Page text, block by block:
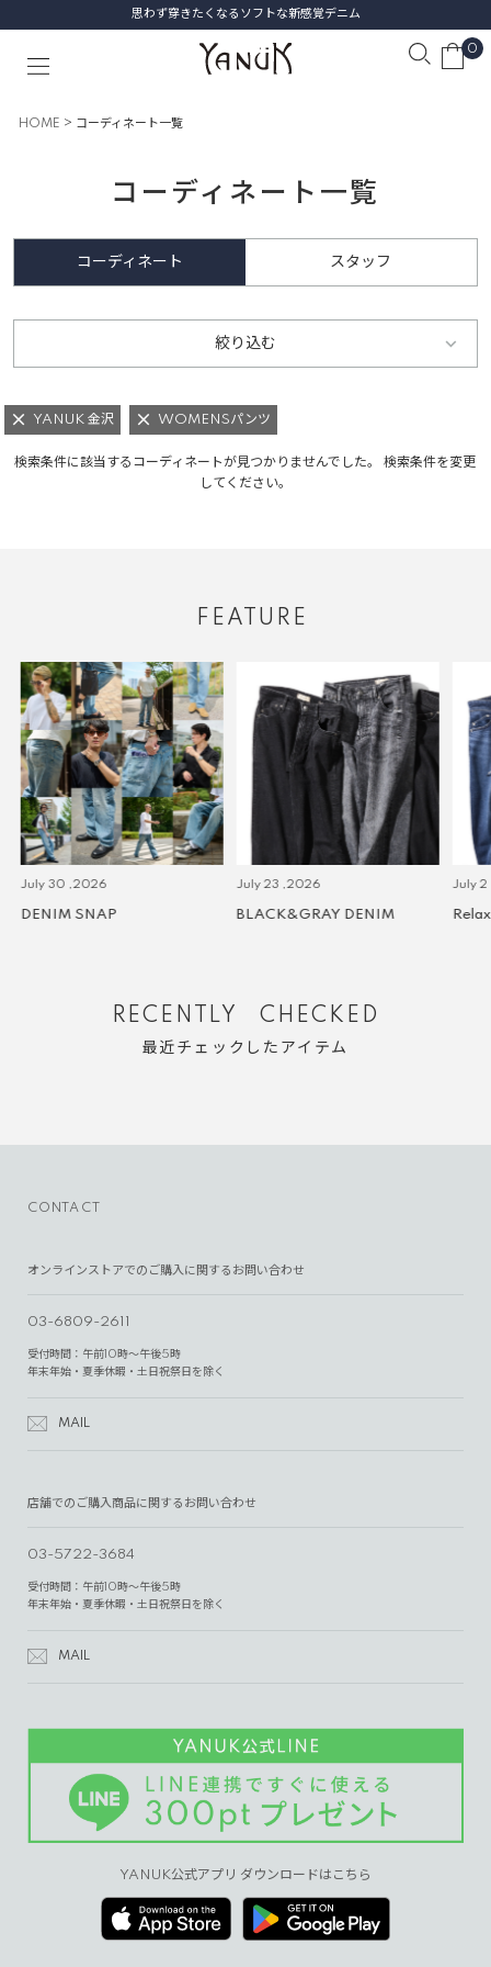
思わず穿きたくなるソフトな新感覚デニム
0
HOME コーディネート一覧
コーディネート一覧
コーディネート スタッフ
絞り込む
YANUK 金沢 WOMENSパンツ
検索条件に該当するコーディネートが見つかりませんでした。 検索条件を変更
してください。
FEATURE
July 30 ,2026
DENIM SNAP
July 23 ,2026
BLACK&GRAY DENIM
July 2
Relax
RECENTLY CHECKED
最近チェックしたアイテム
CONTACT
オンラインストアでのご購入に関するお問い合わせ
03-6809-2611
受付時間：午前10時～午後5時
年末年始・夏季休暇・土日祝祭日を除く
MAIL
店舗でのご購入商品に関するお問い合わせ
03-5722-3684
受付時間：午前10時～午後5時
年末年始・夏季休暇・土日祝祭日を除く
MAIL
YANUK公式アプリ ダウンロードはこちら